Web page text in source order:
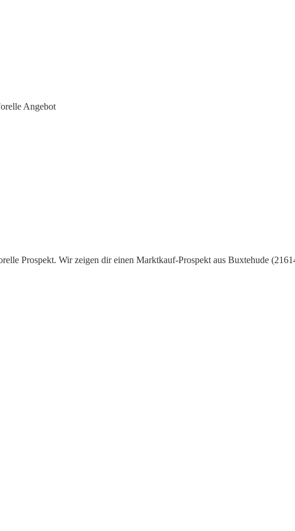
Angebot
Prospekt. Wir zeigen dir einen Marktkauf-Prospekt aus Buxtehude